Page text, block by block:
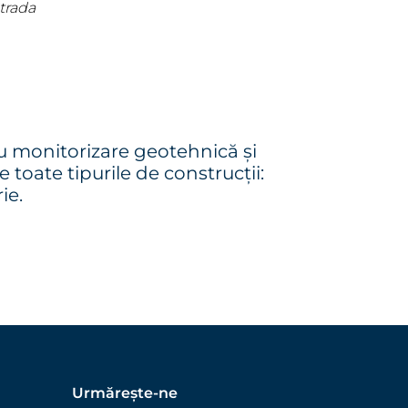
monitorizare geotehnică și
toate tipurile de construcții:
Urmărește-ne